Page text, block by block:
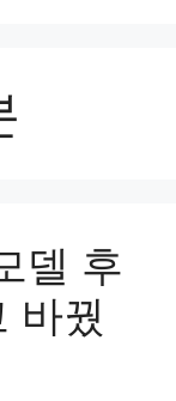
델 후
바꿨